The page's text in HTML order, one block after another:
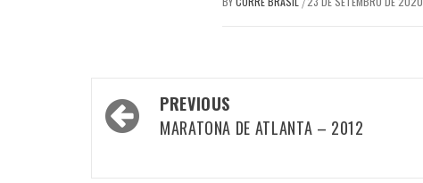
Post
navigation
PREVIOUS
MARATONA DE ATLANTA – 2012